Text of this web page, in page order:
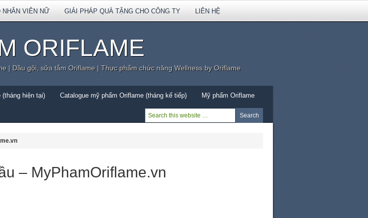
NHÂN VIÊN NỮ GIẢI PHÁP QUÀ TẶNG CHO CÔNG TY LIÊN HỆ
ORIFLAME
| Dầu gội, sữa tắm Oriflame | Thực phẩm chức năng Wellness by Oriflame
(tháng hiện tại) Catalogue mỹ phẩm Oriflame (tháng kế tiếp) Mỹ phẩm Oriflame
– MyPhamOriflame.vn